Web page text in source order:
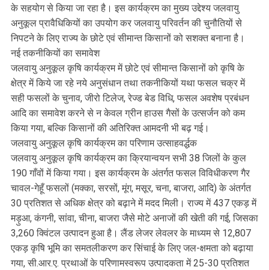
के सहयोग से किया जा रहा है। इस कार्यक्रम का मुख्य उद्देश्य जलवायु
अनुकूल प्रावैधिकियों का उपयोग कर जलवायु परिवर्तन की चुनौतियों से
निपटने के लिए राज्य के छोटे एवं सीमान्त किसानों को सशक्त बनाना है।
नई तकनीकियों का समावेश
जलवायु अनुकूल कृषि कार्यक्रम में छोटे एवं सीमान्त किसानों को कृषि के
क्षेत्र में किये जा रहे नये अनुसंधान तथा तकनीकियों यथा फसल चक्र में
सही फसलों के चुनाव, जीरो टिलेज, रेज्ड बेड विधि, फसल अवशेष प्रबंधन
आदि का समावेश करने से न केवल ग्रीन हाउस गैसों के उत्सर्जन को कम
किया गया, बल्कि किसानों की अतिरिक्त आमदनी भी बढ़ गई।
जलवायु अनुकूल कृषि कार्यक्रम का परिणाम उत्साहवर्द्धक
जलवायु अनुकूल कृषि कार्यक्रम का क्रियान्वयन सभी 38 जिलों के कुल
190 गाँवों में किया गया। इस कार्यक्रम के अंतर्गत फसल विविधीकरण गैर
चावल-गेहूँ फसलों (मक्का, सरसों, मूंग, मसूर, चना, बाजरा, आदि) के अंतर्गत
30 प्रतिशत से अधिक क्षेत्र को बढ़ाने में मदद मिली। राज्य में 437 एकड़ में
मड़ुआ, कंगनी, सांवा, चीना, बाजरा जैसे मोटे अनाजों की खेती की गई, जिसका
3,260 क्विंटल उत्पादन हुआ है। लैंड लेजर लेवलर के माध्यम से 12,807
एकड़ कृषि भूमि का समतलीकरण कर सिंचाई के लिए जल-क्षमता को बढ़ाया
गया, सी.आर.ए. प्रथाओं के परिणामस्वरूप उत्पादकता में 25-30 प्रतिशत